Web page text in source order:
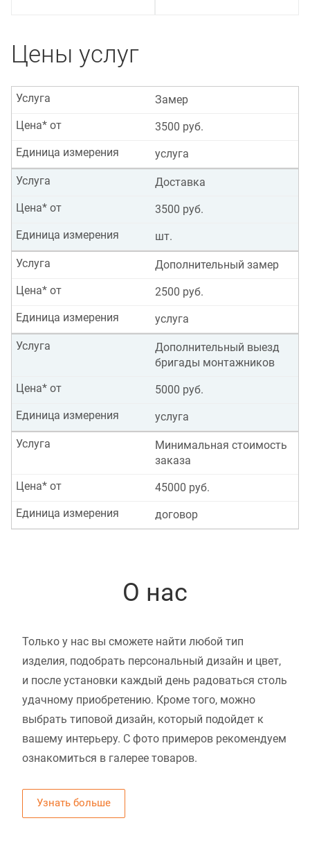
Цены услуг
Замер
Услуга
3500 руб.
Цена* от
услуга
Единица измерения
Доставка
Услуга
3500 руб.
Цена* от
шт.
Единица измерения
Дополнительный замер
Услуга
2500 руб.
Цена* от
услуга
Единица измерения
Дополнительный выезд
бригады монтажников
Услуга
5000 руб.
Цена* от
услуга
Единица измерения
Минимальная стоимость
заказа
Услуга
45000 руб.
Цена* от
договор
Единица измерения
О нас
Только у нас вы сможете найти любой тип
изделия, подобрать персональный дизайн и цвет,
и после установки каждый день радоваться столь
удачному приобретению. Кроме того, можно
выбрать типовой дизайн, который подойдет к
вашему интерьеру. С фото примеров рекомендуем
ознакомиться в галерее товаров.
Узнать больше